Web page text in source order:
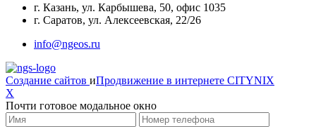
г. Казань, ул. Карбышева, 50, офис 1035
г. Саратов, ул. Алексеевская, 22/26
info@ngeos.ru
Создание сайтов иПродвижение в интернете CITYNIX
X
Почти готовое модальное окно